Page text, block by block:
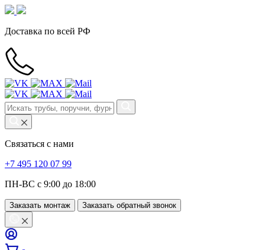
Доставка по всей РФ
Связаться с нами
+7 495 120 07 99
ПН-ВС с 9:00 до 18:00
Заказать монтаж Заказать обратный звонок